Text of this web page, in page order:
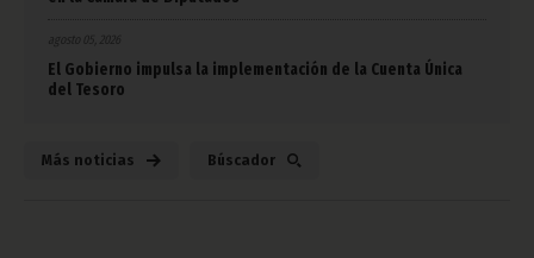
agosto 05, 2026
El Gobierno impulsa la implementación de la Cuenta Única
del Tesoro
Más noticias Búscador